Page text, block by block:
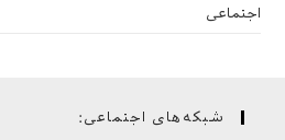
اجتماعی
شبکه‌های اجتماعی: